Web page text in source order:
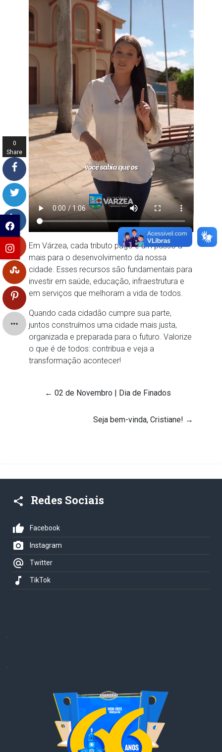
Em Várzea, cada tributo pago é um passo a
mais para o desenvolvimento da nossa
cidade. Esses recursos são fundamentais para
investir em saúde, educação, infraestrutura e
em serviços que melhoram a vida de todos.
Quando cada cidadão cumpre sua parte,
juntos construímos uma cidade mais justa,
organizada e preparada para o futuro. Valorize
o que é de todos: contribua e veja a
transformação acontecer!
← 02 de Novembro | Dia de Finados
Seja bem-vinda, Cristiane! →
share Redes Sociais
thumb_up Facebook
photo_camera Instagram
alternate_email Twitter
music_note TikTok
0
Share
s